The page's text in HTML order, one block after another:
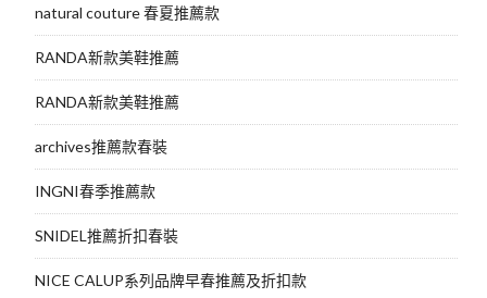
natural couture 春夏推薦款
RANDA新款美鞋推薦
RANDA新款美鞋推薦
archives推薦款春裝
INGNI春季推薦款
SNIDEL推薦折扣春裝
NICE CALUP系列品牌早春推薦及折扣款